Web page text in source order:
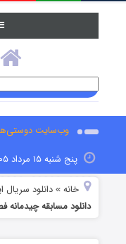
وب‌سایت
پنج شنبه ۱۵ مرداد ۱۴۰۵
خانه »دانلود سریال
دانلود مسابقه